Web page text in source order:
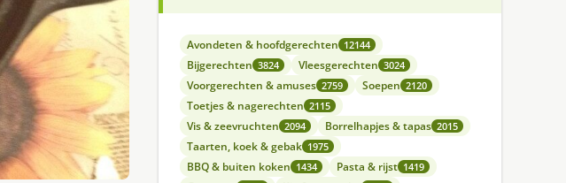
Avondeten & hoofdgerechten 12144
Bijgerechten 3824 Vleesgerechten 3024
Voorgerechten & amuses 2759 Soepen 2120
Toetjes & nagerechten 2115
Vis & zeevruchten 2094 Borrelhapjes & tapas 2015
Taarten, koek & gebak 1975
BBQ & buiten koken 1434 Pasta & rijst 1419